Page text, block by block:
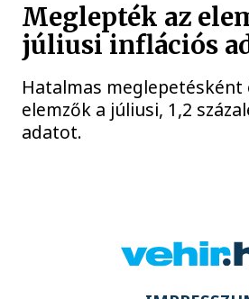
Meglepték az
júliusi inflációs
Hatalmas meglepetésként
elemzők a júliusi, 1,2
adatot.